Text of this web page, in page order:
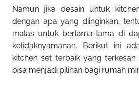
Namun jika desain untuk
dengan apa yang diinginkan,
malas untuk berlama-lama di
ketidaknyamanan. Berikut ini
kitchen set terbaik yang
bisa menjadi pilihan bagi rumah